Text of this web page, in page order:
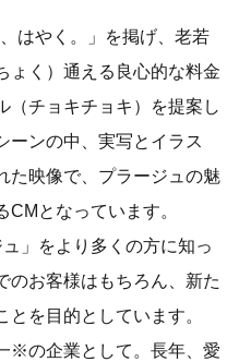
はやく。」を掲げ、老若
ょく）通える良心的な料金
（チョキチョキ）を提案し
ーンの中、実写とイラス
た映像で、プラージュの魅
CMとなっています。
」をより多くの方に知っ
のお客様はもちろん、新た
を目的としています。
※の企業として。長年、愛